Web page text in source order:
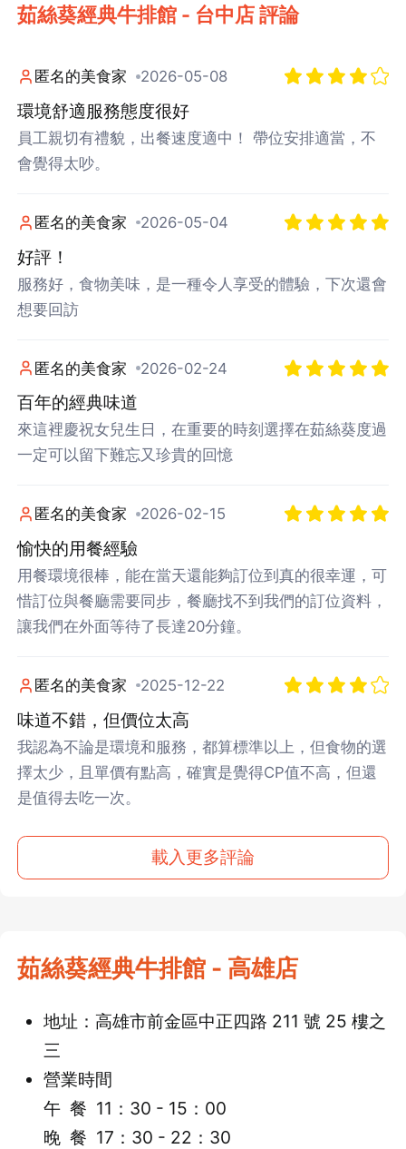
茹絲葵經典牛排館 - 台中店 評論
匿名的美食家 2026-05-08
環境舒適服務態度很好
員工親切有禮貌，出餐速度適中！ 帶位安排適當，不
會覺得太吵。
匿名的美食家 2026-05-04
好評！
服務好，食物美味，是一種令人享受的體驗，下次還會
想要回訪
匿名的美食家 2026-02-24
百年的經典味道
來這裡慶祝女兒生日，在重要的時刻選擇在茹絲葵度過
一定可以留下難忘又珍貴的回憶
匿名的美食家 2026-02-15
愉快的用餐經驗
用餐環境很棒，能在當天還能夠訂位到真的很幸運，可
惜訂位與餐廳需要同步，餐廳找不到我們的訂位資料，
讓我們在外面等待了長達20分鐘。
匿名的美食家 2025-12-22
味道不錯，但價位太高
我認為不論是環境和服務，都算標準以上，但食物的選
擇太少，且單價有點高，確實是覺得CP值不高，但還
是值得去吃一次。
載入更多評論
茹絲葵經典牛排館 - 高雄店
地址：高雄市前金區中正四路 211 號 25 樓之
三
營業時間
午 餐 11：30 - 15：00
晚 餐 17：30 - 22：30